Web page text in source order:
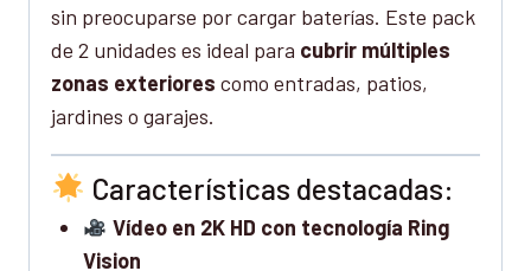
sin preocuparse por cargar baterías. Este pack
de 2 unidades es ideal para cubrir múltiples
zonas exteriores como entradas, patios,
jardines o garajes.
Características destacadas:
Vídeo en 2K HD con tecnología Ring
Vision